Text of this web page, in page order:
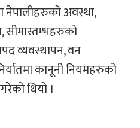
अवस्था,
सीमास्तम्भहरुको
व्यवस्थापन, वन
कानूनी नियमहरुको
थियो ।